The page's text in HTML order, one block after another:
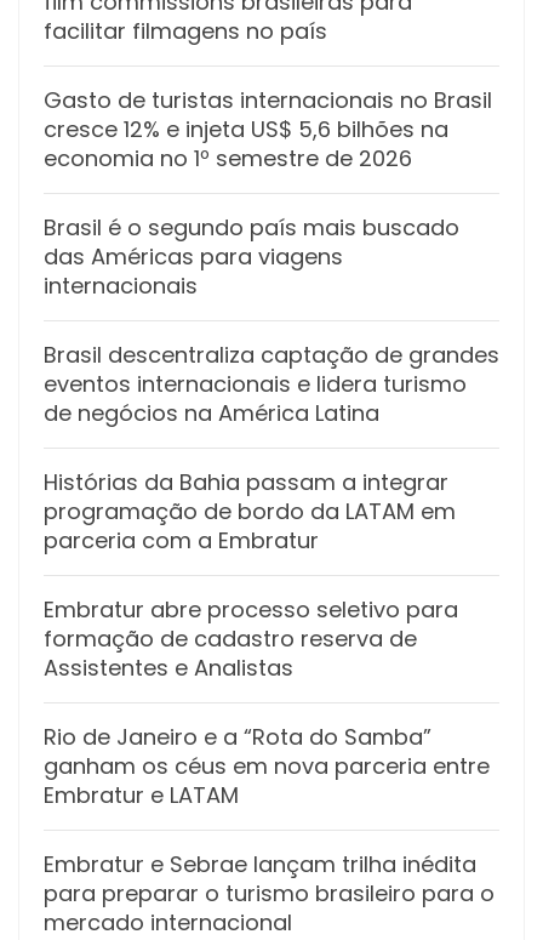
facilitar filmagens no país
Gasto de turistas internacionais no Brasil
cresce 12% e injeta US$ 5,6 bilhões na
economia no 1º semestre de 2026
Brasil é o segundo país mais buscado
das Américas para viagens
internacionais
Brasil descentraliza captação de grandes
eventos internacionais e lidera turismo
de negócios na América Latina
Histórias da Bahia passam a integrar
programação de bordo da LATAM em
parceria com a Embratur
Embratur abre processo seletivo para
formação de cadastro reserva de
Assistentes e Analistas
Rio de Janeiro e a “Rota do Samba”
ganham os céus em nova parceria entre
Embratur e LATAM
Embratur e Sebrae lançam trilha inédita
para preparar o turismo brasileiro para o
mercado internacional